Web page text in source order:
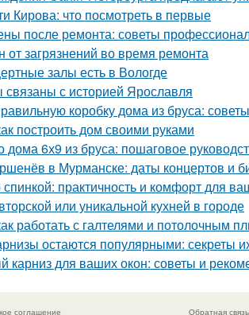
Кирова: что посмотреть в первые
после ремонта: советы
загрязнений во время ремонта
залы есть в Вологде
с историей Ярославля
коробку дома из бруса:
построить дом своими руками
дома 6х9 из бруса: пошаговое
в Мурманске: даты концертов и
практичность и комфорт для
или уникальной кухней в городе
работать с галтелями и потолочным
остаются популярными: секреты
карниз для ваших окон: советы и
соглашение Обратная связь